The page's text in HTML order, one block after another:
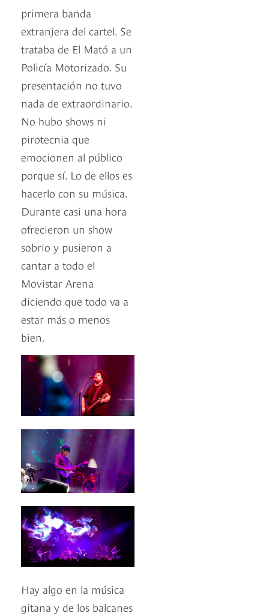
primera banda
extranjera del cartel. Se
trataba de El Mató a un
Policía Motorizado. Su
presentación no tuvo
nada de extraordinario.
No hubo shows ni
pirotecnia que
emocionen al público
porque sí. Lo de ellos es
hacerlo con su música.
Durante casi una hora
ofrecieron un show
sobrio y pusieron a
cantar a todo el
Movistar Arena
diciendo que todo va a
estar más o menos
bien.
Hay algo en la música
gitana y de los balcanes